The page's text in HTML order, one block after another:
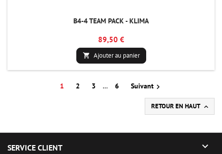
B4-4 TEAM PACK - KLIMA
89,50 €
 Ajouter au panier
1 2 3 … 6 Suivant
RETOUR EN HAUT 
SERVICE CLIENT 